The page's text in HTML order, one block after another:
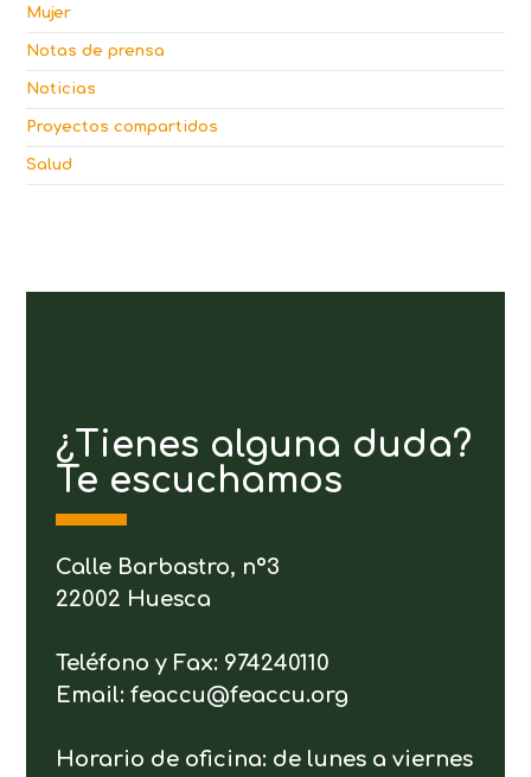
Mujer
Notas de prensa
Noticias
Proyectos compartidos
Salud
¿Tienes alguna duda?
Te escuchamos
Calle Barbastro, nº3
22002 Huesca
Teléfono y Fax: 974240110
Email: feaccu@feaccu.org
Horario de oficina: de lunes a viernes